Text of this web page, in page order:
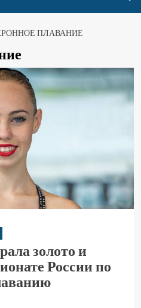
ПЛАВАНИЕ
золото и
России по